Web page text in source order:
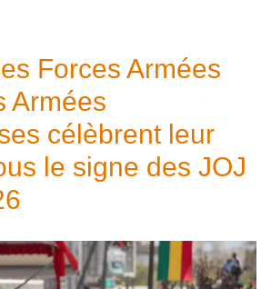
Forces Armées
Armées
célèbrent leur
le signe des JOJ